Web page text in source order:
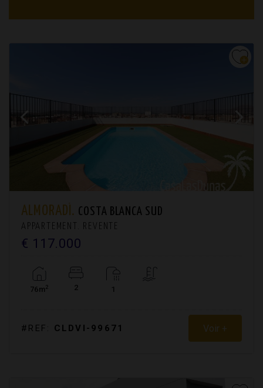
ALMORADÍ. COSTA BLANCA SUD
APPARTEMENT. REVENTE
€ 117.000
76m2 2 1
#REF: CLDVI-99671 Voir +